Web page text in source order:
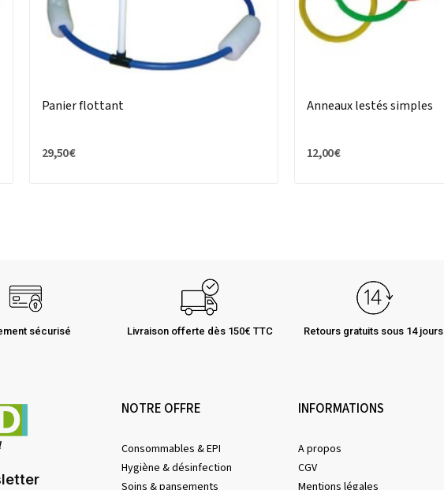
Panier flottant
29,50 €
Anneaux lestés simples
12,00 €
sécurisé Livraison offerte dès 150€ TTC Retours gratuits sous 14 jours
NOTRE OFFRE
Consommables & EPI
Hygiène & désinfection
INFORMATIONS
A propos
CGV